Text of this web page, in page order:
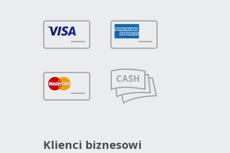
Klienci biznesowi